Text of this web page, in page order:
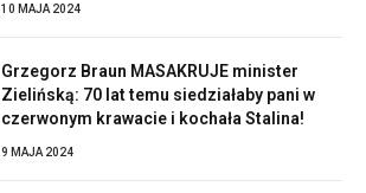
10 MAJA 2024
Grzegorz Braun MASAKRUJE minister
Zielińską: 70 lat temu siedziałaby pani w
czerwonym krawacie i kochała Stalina!
9 MAJA 2024